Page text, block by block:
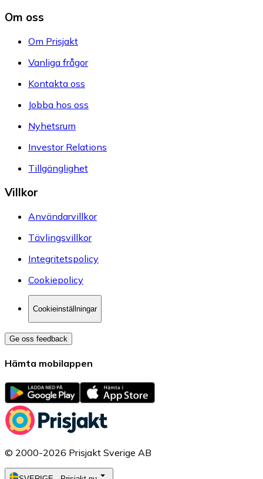
Om oss
Om Prisjakt
Vanliga frågor
Kontakta oss
Jobba hos oss
Nyhetsrum
Investor Relations
Tillgänglighet
Villkor
Användarvillkor
Tävlingsvillkor
Integritetspolicy
Cookiepolicy
Cookieinställningar
Ge oss feedback
Hämta mobilappen
© 2000-2026 Prisjakt Sverige AB